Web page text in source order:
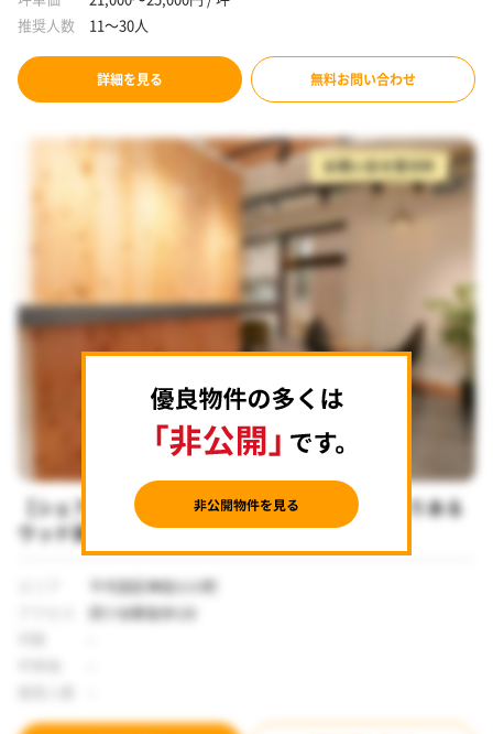
推奨人数
11～30人
詳細を見る 無料お問い合わせ
お問い合せ受付中
【シェアオフィス 四ツ谷駅】無料会議室×温もりある
ウッド調のレンタルオフィス
千代田区神田小川町
四ツ谷駅徒歩1分